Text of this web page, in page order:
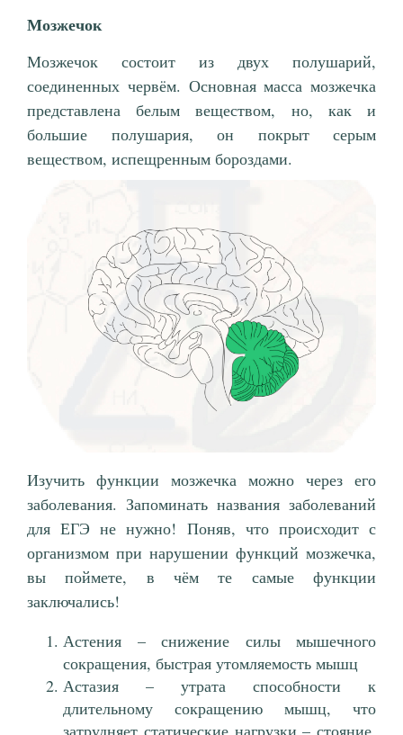
Мозжечок
Мозжечок состоит из двух полушарий,
соединенных червём. Основная масса мозжечка
представлена белым веществом, но, как и
большие полушария, он покрыт серым
веществом, испещренным бороздами.
Изучить функции мозжечка можно через его
заболевания. Запоминать названия заболеваний
для ЕГЭ не нужно! Поняв, что происходит с
организмом при нарушении функций мозжечка,
вы поймете, в чём те самые функции
заключались!
Астения – снижение силы мышечного
сокращения, быстрая утомляемость мышц
Астазия – утрата способности к
длительному сокращению мышц, что
затрудняет статические нагрузки – стояние,